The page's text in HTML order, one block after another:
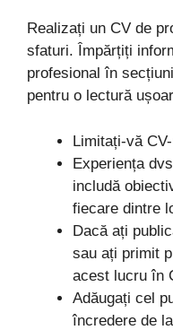
Realizați un CV de
sfaturi. Împărțiți
profesional în
pentru o lectură
Limitați-vă
Experiența
includă
fiecare dintre
Dacă ați
sau ați primit
acest lucru în
Adăugați cel
încredere de